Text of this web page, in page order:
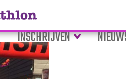
INSCHRIJVEN